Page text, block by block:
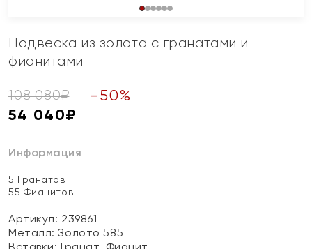
Подвеска из золота с гранатами и
фианитами
108 080₽ - 50%
54 040₽
Информация
5 Гранатов
55 Фианитов
Артикул: 239861
Металл:Золото 585